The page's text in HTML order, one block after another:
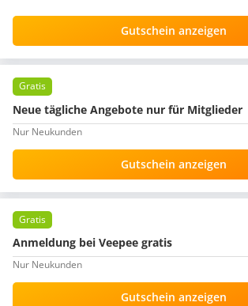
Gutschein anzeigen
Gratis
Neue tägliche Angebote nur für Mitglieder
Nur Neukunden
Gutschein anzeigen
Gratis
Anmeldung bei Veepee gratis
Nur Neukunden
Gutschein anzeigen